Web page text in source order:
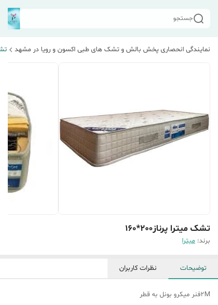
جستجو
نمایندگی انحصاری پخش بالش و تشک های طبی اکسون و رویا در مشهد
تشک میترا پرناز200*160
برند: میترا
توضیحات نظرات کاربران
2Mفنر میکرو بونل به قطر